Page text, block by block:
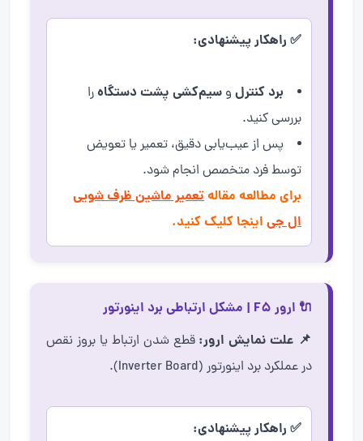
✅ راهکار پیشنهادی:
برد کنترل و سیم‌کشی پشت دستگاهرا
بررسی کنید.
پس از عیب‌یابی دقیق، تعمیر یا تعویض
توسط فرد متخصص انجام شود.
برای مطالعه مقالهتعمیر ماشین ظرف شویی
ال جی اینجا کلیک کنید.
🔌 ارور F5 | مشکل ارتباطی برد اینورتور
📌 علت نمایش ارور: قطع شدن ارتباط یا بروز نقص
در عملکرد برد اینورتور (Inverter Board).
✅ راهکار پیشنهادی: